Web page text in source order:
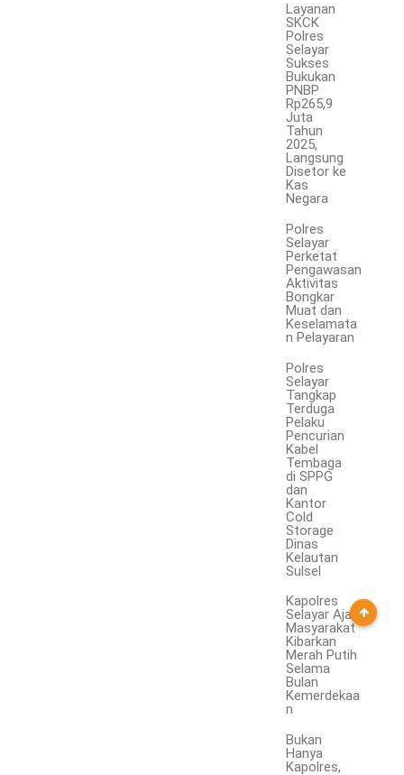
Layanan
SKCK
Polres
Selayar
Sukses
Bukukan
PNBP
Rp265,9
Juta
Tahun
2025,
Langsung
Disetor ke
Kas
Negara
Polres
Selayar
Perketat
Pengawasan
Aktivitas
Bongkar
Muat dan
Keselamata
n Pelayaran
Polres
Selayar
Tangkap
Terduga
Pelaku
Pencurian
Kabel
Tembaga
di SPPG
dan
Kantor
Cold
Storage
Dinas
Kelautan
Sulsel
Kapolres
Selayar Ajak
Masyarakat
Kibarkan
Merah Putih
Selama
Bulan
Kemerdekaa
n
Bukan
Hanya
Kapolres,